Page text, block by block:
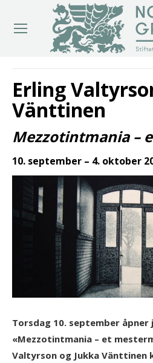
Erling
Vänttinen
Mezzotintmania –
10. september – 4. oktober
Torsdag 10. september
«Mezzotintmania – et
Valtyrson og Jukka